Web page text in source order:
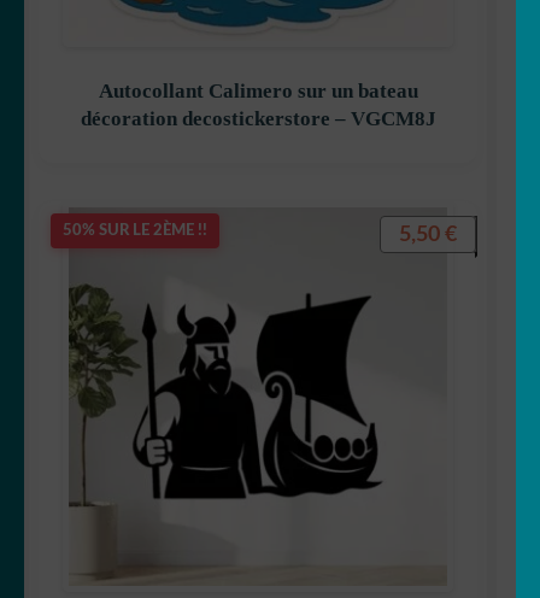
Autocollant Calimero sur un bateau
décoration decostickerstore – VGCM8J
50% SUR LE 2ÈME !! 5,50 €